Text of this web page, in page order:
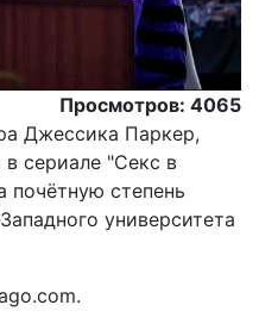
Просмотров: 4065
Джессика Паркер,
в сериале "Секс в
почётную степень
университета